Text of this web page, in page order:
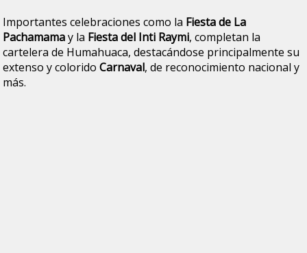
Importantes celebraciones como la Fiesta de La
Pachamamay la Fiesta del Inti Raymi, completan la
cartelera de Humahuaca, destacándose principalmente su
extenso y coloridoCarnaval, de reconocimiento nacional y
más.